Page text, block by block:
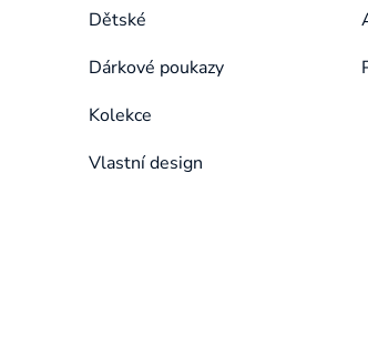
Dětské
Dárkové poukazy
Kolekce
Vlastní design